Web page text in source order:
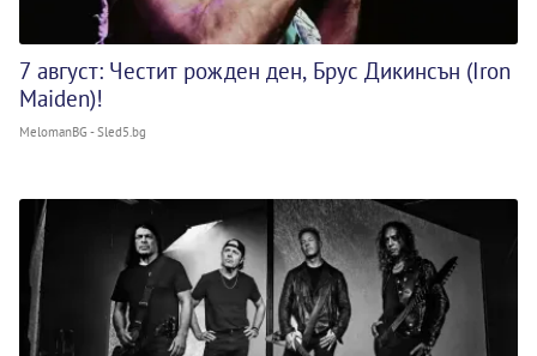
7 август: Честит рожден ден, Брус Дикинсън (Iron
Maiden)!
MelomanBG - Sled5.bg